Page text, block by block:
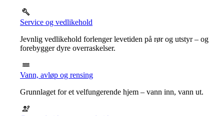
Service og vedlikehold
Jevnlig vedlikehold forlenger levetiden på rør og utstyr – og
forebygger dyre overraskelser.
Vann, avløp og rensing
Grunnlaget for et velfungerende hjem – vann inn, vann ut.